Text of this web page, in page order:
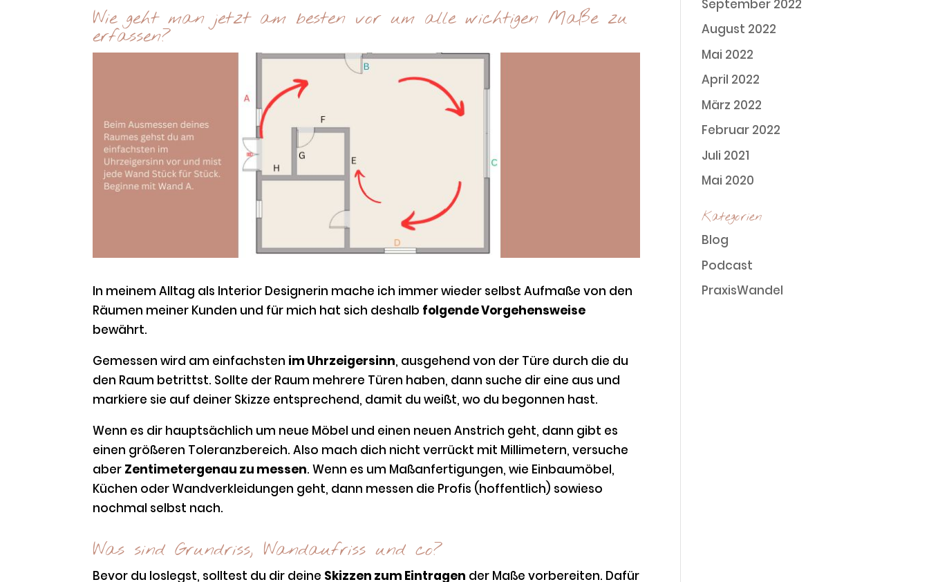
Wie geht man jetzt am besten vor um alle wichtigen Maße zu
erfassen?
In meinem Alltag als Interior Designerin mache ich immer wieder selbst Aufmaße von den
Räumen meiner Kunden und für mich hat sich deshalb folgende Vorgehensweise
bewährt.
Gemessen wird am einfachsten im Uhrzeigersinn, ausgehend von der Türe durch die du
den Raum betrittst. Sollte der Raum mehrere Türen haben, dann suche dir eine aus und
markiere sie auf deiner Skizze entsprechend, damit du weißt, wo du begonnen hast.
Wenn es dir hauptsächlich um neue Möbel und einen neuen Anstrich geht, dann gibt es
einen größeren Toleranzbereich. Also mach dich nicht verrückt mit Millimetern, versuche
aber Zentimetergenau zu messen. Wenn es um Maßanfertigungen, wie Einbaumöbel,
Küchen oder Wandverkleidungen geht, dann messen die Profis (hoffentlich) sowieso
nochmal selbst nach.
Was sind Grundriss, Wandaufriss und co?
Bevor du loslegst, solltest du dir deine Skizzen zum Eintragen der Maße vorbereiten. Dafür
September 2022
August 2022
Mai 2022
April 2022
März 2022
Februar 2022
Juli 2021
Mai 2020
Kategorien
Blog
Podcast
PraxisWandel